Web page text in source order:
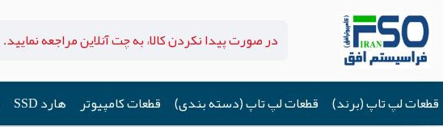
قطعات لپ تاپ (برند) قطعات لپ تاپ (دسته بندی) قطعات کامپیوتر هارد SSD